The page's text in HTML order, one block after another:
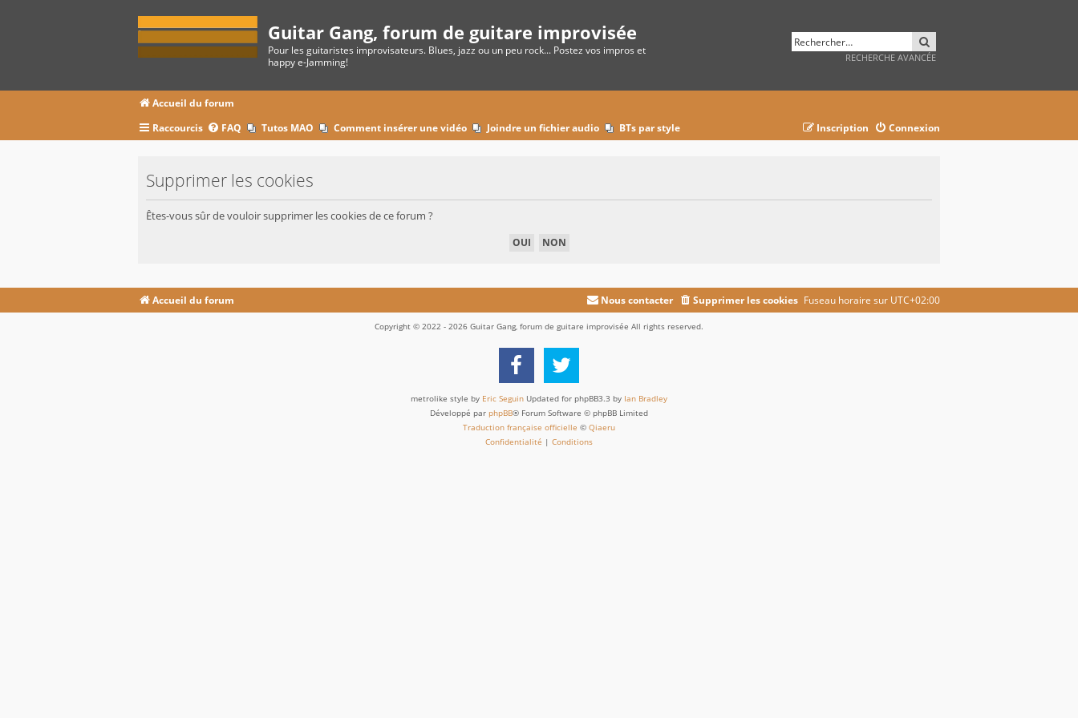
Guitar Gang, forum de guitare improvisée
Pour les guitaristes improvisateurs. Blues, jazz ou un peu rock... Postez vos impros et
happy e-Jamming!
RECHERCHE AVANCÉE
Accueil du forum
Raccourcis
FAQ Tutos MAO Comment insérer une vidéo Joindre un fichier audio BTs par style Connexion
Inscription
Supprimer les cookies
Êtes-vous sûr de vouloir supprimer les cookies de ce forum ?
Accueil du forum Fuseau horaire sur UTC+02:00
Supprimer les cookies
Nous contacter
Copyright © 2022 - 2026 Guitar Gang, forum de guitare improvisée All rights reserved.
metrolike style by Eric Seguin Updated for phpBB3.3 by Ian Bradley
Développé par phpBB® Forum Software © phpBB Limited
Traduction française officielle © Qiaeru
Confidentialité | Conditions